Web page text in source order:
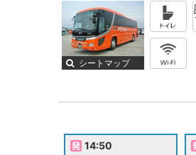
シートマップ
14:50